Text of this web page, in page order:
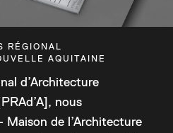
RÉGIONAL
AQUITAINE
d’Architecture
nous
Maison de l’Architecture